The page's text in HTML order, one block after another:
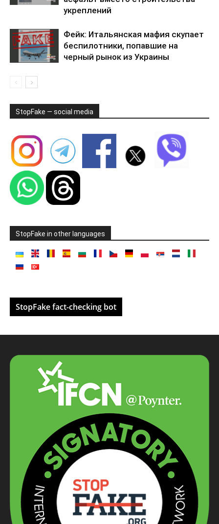
укреплений
Фейк: Итальянская мафия скупает
беспилотники, попавшие на
черный рынок из Украины
StopFake — social media
StopFake in other languages
StopFake fact-checking bot